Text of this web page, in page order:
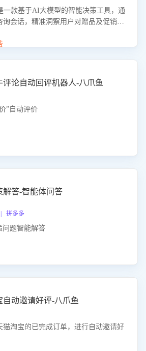
一款基于AI大模型的智能决策工具，通
询会话，精准洞察用户对赠品及促销政
个性化赠品组合策略，优化资源投放
评论自动回评机器人-八爪鱼
”自动评价
解答-智能体问答
拼多多
问题智能解答
自动邀请好评-八爪鱼
猫淘宝的已完成订单，进行自动邀请好